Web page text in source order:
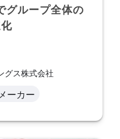
グループ全体の
グス株式会社
ーカー